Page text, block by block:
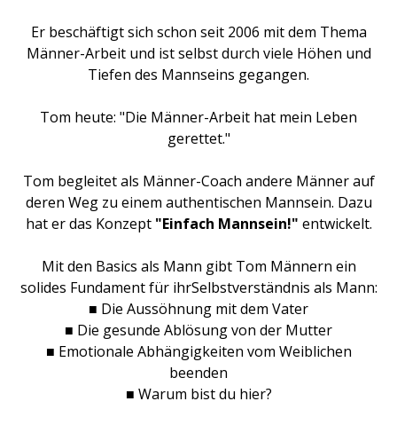
Er beschäftigt sich schon seit 2006 mit dem Thema
Männer-Arbeit und ist selbst durch viele Höhen und
Tiefen des Mannseins gegangen.
Tom heute: "Die Männer-Arbeit hat mein Leben
gerettet."
Tom begleitet als Männer-Coach andere Männer auf
deren Weg zu einem authentischen Mannsein. Dazu
hat er das Konzept "Einfach Mannsein!" entwickelt.
Mit den Basics als Mann gibt Tom Männern ein
solides Fundament für ihrSelbstverständnis als Mann:
■ Die Aussöhnung mit dem Vater
■ Die gesunde Ablösung von der Mutter
■ Emotionale Abhängigkeiten vom Weiblichen
beenden
■ Warum bist du hier?